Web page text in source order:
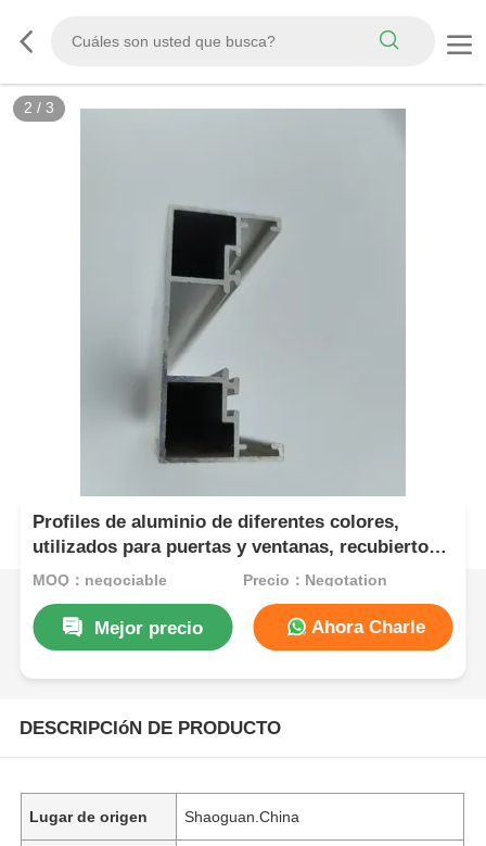
2 / 3
Profiles de aluminio de diferentes colores,
utilizados para puertas y ventanas, recubiertos
con aleación 6063 T5, fuente de extrusión de
MOQ：negociable Precio：Negotation
Mejor precio Ahora Charle
DESCRIPCIóN DE PRODUCTO
Lugar de origen Shaoguan.China